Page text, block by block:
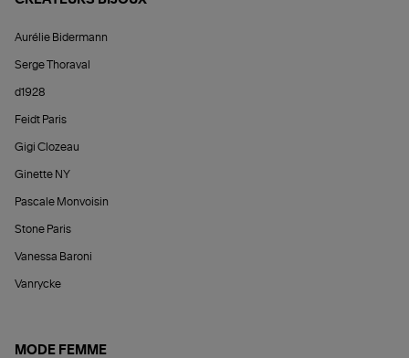
Aurélie Bidermann
Serge Thoraval
d1928
Feidt Paris
Gigi Clozeau
Ginette NY
Pascale Monvoisin
Stone Paris
Vanessa Baroni
Vanrycke
MODE FEMME